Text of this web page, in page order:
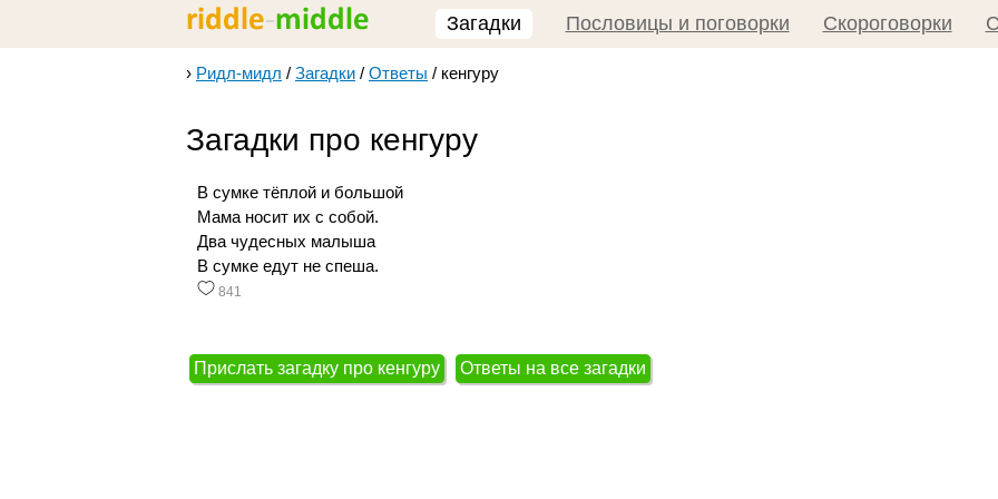
Загадки Пословицы и поговорки Скороговорки
› Ридл-мидл / Загадки / Ответы / кенгуру
Загадки про кенгуру
В сумке тёплой и большой
Мама носит их с собой.
Два чудесных малыша
В сумке едут не спеша.
841
Прислать загадку про кенгуру Ответы на все загадки